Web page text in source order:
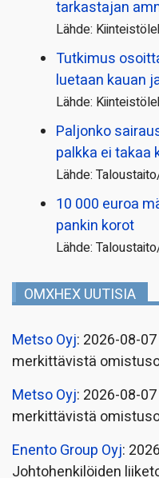
tarkastajan
Lähde:
Tutkimus
luetaan kauan
Lähde:
Paljonko
palkka ei takaa
Lähde:
10 000 euroa
pankin korot
Lähde:
OMXHEX UUTISIA
Metso Oyj: 2026-08-
merkittävistä
Metso Oyj: 2026-08-
merkittävistä
Enento Group Oyj:
Johtohenkilöiden